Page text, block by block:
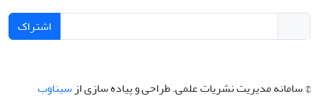
اشتراک
© سامانه مدیریت نشریات علمی.طراحی و پیاده سازی ازسیناوب